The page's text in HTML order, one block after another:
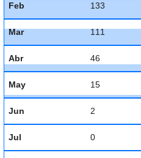
Feb 133
Mar 111
Abr 46
May 15
Jun 2
Jul 0